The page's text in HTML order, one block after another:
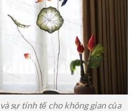
sự tinh tế cho không gian của